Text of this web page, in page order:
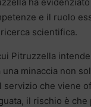
e il ruolo
scientifica.
Pitruzzella
minaccia non
servizio che viene
il rischio è